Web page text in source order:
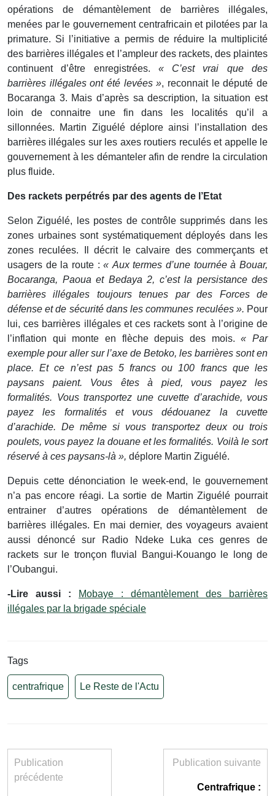
opérations de démantèlement de barrières illégales,
menées par le gouvernement centrafricain et pilotées par la
primature. Si l’initiative a permis de réduire la multiplicité
des barrières illégales et l’ampleur des rackets, des plaintes
continuent d’être enregistrées. « C’est vrai que des
barrières illégales ont été levées », reconnait le député de
Bocaranga 3. Mais d’après sa description, la situation est
loin de connaitre une fin dans les localités qu’il a
sillonnées. Martin Ziguélé déplore ainsi l’installation des
barrières illégales sur les axes routiers reculés et appelle le
gouvernement à les démanteler afin de rendre la circulation
plus fluide.
Des rackets perpétrés par des agents de l’Etat
Selon Ziguélé, les postes de contrôle supprimés dans les
zones urbaines sont systématiquement déployés dans les
zones reculées. Il décrit le calvaire des commerçants et
usagers de la route :« Aux termes d’une tournée à Bouar,
Bocaranga, Paoua et Bedaya 2, c’est la persistance des
barrières illégales toujours tenues par des Forces de
défense et de sécurité dans les communes reculées ». Pour
lui, ces barrières illégales et ces rackets sont à l’origine de
l’inflation qui monte en flèche depuis des mois.« Par
exemple pour aller sur l’axe de Betoko, les barrières sont en
place. Et ce n’est pas 5 francs ou 100 francs que les
paysans paient. Vous êtes à pied, vous payez les
formalités. Vous transportez une cuvette d’arachide, vous
payez les formalités et vous dédouanez la cuvette
d’arachide. De même si vous transportez deux ou trois
poulets, vous payez la douane et les formalités. Voilà le sort
réservé à ces paysans-là », déplore Martin Ziguélé.
Depuis cette dénonciation le week-end, le gouvernement
n’a pas encore réagi. La sortie de Martin Ziguélé pourrait
entrainer d’autres opérations de démantèlement de
barrières illégales. En mai dernier, des voyageurs avaient
aussi dénoncé sur Radio Ndeke Luka ces genres de
rackets sur le tronçon fluvial Bangui-Kouango le long de
l’Oubangui.
-Lire aussi :
Mobaye : démantèlement des barrières
illégales par la brigade spéciale
Tags
centrafrique Le Reste de l'Actu
Publication
précédente
Publication suivante
Centrafrique :